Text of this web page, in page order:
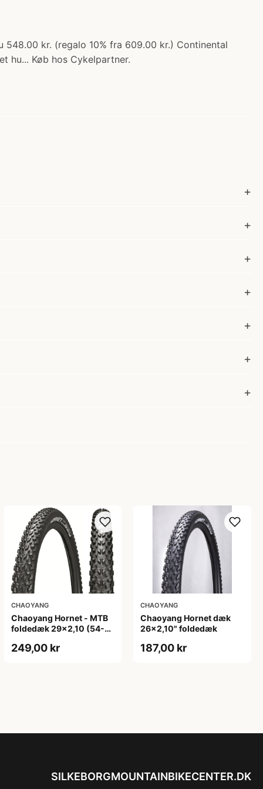
kr. (regalo 10% fra 609.00 kr.) Continental
hu... Køb hos Cykelpartner.
CHAOYANG
Chaoyang Hornet - MTB
foldedæk 29x2,10 (54-
249,00 kr
CHAOYANG
Chaoyang Hornet dæk
26x2,10" foldedæk
187,00 kr
SILKEBORGMOUNTAINBIKECENTER.DK